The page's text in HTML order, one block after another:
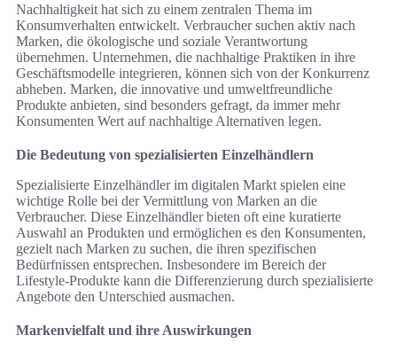
Nachhaltigkeit hat sich zu einem zentralen Thema im
Konsumverhalten entwickelt. Verbraucher suchen aktiv nach
Marken, die ökologische und soziale Verantwortung
übernehmen. Unternehmen, die nachhaltige Praktiken in ihre
Geschäftsmodelle integrieren, können sich von der Konkurrenz
abheben. Marken, die innovative und umweltfreundliche
Produkte anbieten, sind besonders gefragt, da immer mehr
Konsumenten Wert auf nachhaltige Alternativen legen.
Die Bedeutung von spezialisierten Einzelhändlern
Spezialisierte Einzelhändler im digitalen Markt spielen eine
wichtige Rolle bei der Vermittlung von Marken an die
Verbraucher. Diese Einzelhändler bieten oft eine kuratierte
Auswahl an Produkten und ermöglichen es den Konsumenten,
gezielt nach Marken zu suchen, die ihren spezifischen
Bedürfnissen entsprechen. Insbesondere im Bereich der
Lifestyle-Produkte kann die Differenzierung durch spezialisierte
Angebote den Unterschied ausmachen.
Markenvielfalt und ihre Auswirkungen